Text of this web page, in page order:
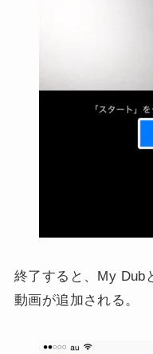
終了すると、My Dub
動画が追加される。